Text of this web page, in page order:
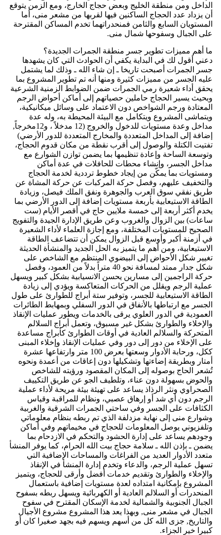
الداخل ومن منطقة الخليج وبعض حجاج الخارج، ومع الزمن يتوقع
أن يزداد عدد الحجاج الساكنين فيها لقربها من مشعر منى، أما
المستويان السابع والثامن فمنحدراتهما تخدم المساكن المقترحة
على الجبال وسفوحها شمال منى.
ما أهم مميزات تطوير جسر منطقة الجمرات الجديدة؟
دعني أقول لك في البداية يكفي أن الحوادث التي كان يشهدها
جسر الجمرات أصبحت تاريخا ـ إن شاء الله ـ وذلك لما يشتمل
عليه الجسر من مميزات كثيرة ومنها أنه تم تطوير المشروع بما
يحقق أداء شعيرة رمي الجمرات ضمن الضوابط الزمنية الشرعية
وبحيث يسير الحجاج حاملين حصياتهم إلى أماكن أحواض الرجم
المعتادة ورجم الشواخص دون الاعتماد على وسائل ميكانيكية،
ويتماشى المشروع ويتكامل مع البيئة المحيطة به، وله عدة
مداخل وعدة مستويات للدخول والخروج (12 مدخلاً ، و12مخرجاً,
إضافة إلى المداخل المتعددة والمخارج المتعددة للدور الأرضي)
تفتيت الكتلة والوصول إلى أقرب نقطة من مكان قدوم الحجاج،
وتوسعة الساحة وإعادة تنظيمها بما يضمن توازن الشوارع مع
مداخل الجسر، وإنشاء محطات للحافلات في عدة أماكن
ومستويات بما يمكّن من إيجاد خطوط ترددية لخدمة الحجاج
والتخفيف عليهم، وفصل حركة المركبات عن حركة المشاة عن
طريق نفقي سوق العرب والجوهرة ونفق الملك فيصل، وزيادة
الطاقة الاستيعابية بأربعة مستويات إضافة إلى الدور الأرضي بما
يخدم أكثر أربعة إلى خمسة ملايين حاج في أقصر الأيام (ست
ساعات) بين الزوال والغروب وعن طريق الإدارة الجيدة والتفويج
الصحيح للمستويات المختلفة، ومع إجازة العلماء لأداء الشعيرة
في أزمنة أكبر وأوسع قبل الزوال يمكن أن تتضاعف الطاقة
الاستيعابية، ومن أهم ما يتميز به الحل الجديد والمنشأة الحديثة
تغيير شكل الأحواض إلى البيضوي المنتظم مع الشاخص على
شكل جدار ممتد لمسافة نحو 40 متراً بدلاً من العمود، وفصل
حركة الراجمين إلى مسارين يحسن الانسيابية بشكل كبير ويسهل
عملية الرجم ويقلل من الحركات المتعاكسة ويؤدي إلى زيادة
الطاقة الاستيعابية للجسر، وتوفير ستة أبراج للطوارئ على طول
الجسر مع ارتباطها بالأنفاق في الدور السفلي وبمهابط الطائرات
العمودية في الدور العلوي يرقى بالخدمات ويطور عمليات الإنقاذ
والإخلاء والطوارئ بشكل غير مسبوق، وتعمل أبراج السلالم
المتحركة والسلالم العادية في أوقات الطوارئ كأبراج مساعدة
على الإخلاء من دور إلى دور وفي عمليات الإنقاذ وإخلاء المبنى
ككل، ورحابة الأدوار وسعتها بعرض 100 متر وارتفاعها عشرة
أمتار وبطريقة إضاءتها وتشكيلها دون إعاقات من أعمدة ونحوه
تُشعر الحاج بوصوله إلى المكان المقصود ورؤيته للشاخص
والحوض بسهولة دون عناء، وتلطيف الجو عن طريق التكييف
الصحراوي ونثر الرذاذ يساعد على تهيئة بيئة مريحة لأداء عملية
الرجم دون أي شد أو إرهاق عصبي، ونظام للمراقبة وقياس
الكثافات على الجسر وفي ساحتي الجمرات الشرقية والغربية
وشوارع منى إلى نهاية مزدلفة الذي تم ربطه بنظام معلوماتي
وتلفزيوني يوصل المعلومات للحجاج في مخيماتهم وفي أماكن
وجودهم يساعد على إدارة الحشود والتحكم في الازدحام بما
يضمن ـ بإذن الله ـ سلامة حجاج بيت الله الحرام، كما يوفر المنشأ
متعدد الأدوار العديد من الفراغات والمساحات الإضافية التي
تسهل عملية الرجم، والدعاء وتخدم إدارة المنشأ في الإنقاذ
والإخلاء والطوارئ وتقديم خدمات أفضل وأرقى للحجاج، ويتميز
المشروع بإمكانية امتداده لعدة مستويات إضافية باستعمال
المنحدرات أو السلالم العادية أو الكهربائية ويسهل ربطه بسفوح
الجبال الجنوبية والشمالية لخدمة الإسكان المقترح في سفوح
الجبال في مشعر منى, وبهذا يعد هذا المشروع مشروع الأجيال
والتاريخ, جزى الله كل من أسهم ويسهم فيه بجهد صغيرا كان أو
كبيرا خير الجزاء.